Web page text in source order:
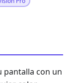
pantalla con un